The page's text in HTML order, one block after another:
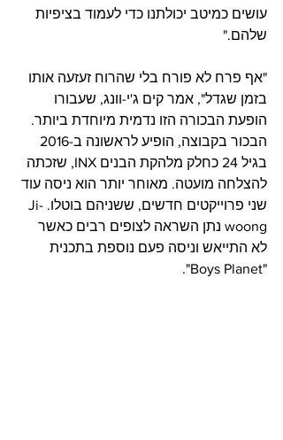
עושים כמיטב יכולתנו כדי לעמוד בציפיות
שלהם."
"אף פרח לא פורח בלי שהרוח זעזעה אותו
בזמן שגדל", אמר קים ג'י-וונג, שעבורו
הופעת הבכורה הזו נדמית מיוחדת ביותר.
בגיל 24 כחלק מלהקת הבנים INX, שזכתה
להצלחה מועטה. מאוחר יותר הוא ניסה עוד
שני פרוייקטים חדשים, ששניהם בוטלו. Ji-
woong נתן השראה לצופים רבים כאשר
לא התייאש וניסה פעם נוספת בתכנית
"Boys Planet".